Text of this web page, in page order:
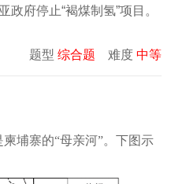
政府停止“褐煤制氢”项目。
题型 综合题 难度 中等
埔寨的“母亲河”。下图示